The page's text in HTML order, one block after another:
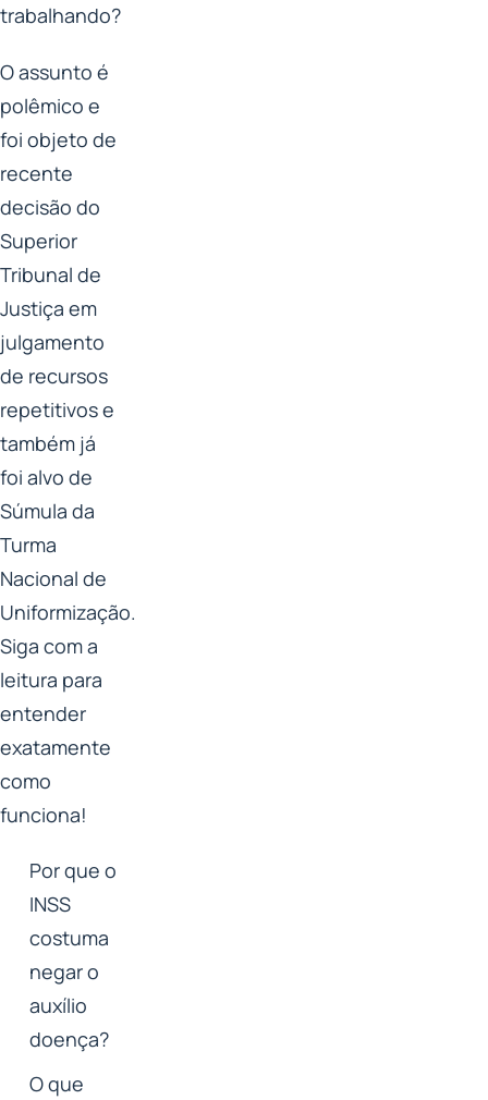
trabalhando?
O assunto é
polêmico e
foi objeto de
recente
decisão do
Superior
Tribunal de
Justiça em
julgamento
de recursos
repetitivos e
também já
foi alvo de
Súmula da
Turma
Nacional de
Uniformização.
Siga com a
leitura para
entender
exatamente
como
funciona!
Por que o
INSS
costuma
negar o
auxílio
doença?
O que